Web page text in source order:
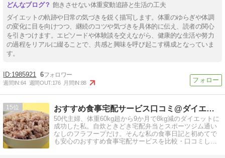
飽きさせない体重変動追跡と生活の工夫
ダイエットの軌跡や日常の気づきを鋭く描写します。体重のゆらぎや体調
の変化に目を向けつつ、継続のコツや気づきを具体的に伝え、読者の関心
を引きつけます。エピソードや体験談を交えながら、健康的な生活や努力
の過程をリアルに綴ることで、共感と興味を呼び起こす構成となっていま
す。
1985921 6
週間IN:64 週間OUT:176 月間IN:88
15 おすすめ食事宅配サービス口コミ@ダイエット
50代主婦、体重60kg超から9か月で8kg減のダイエットに
成功した私。自炊ときどき宅配弁当とスポーツジム通い
なしのフラフープだけ。そんな私の食事日記と初めてで
も安心のおすすめ食事宅配サービスを比較・口コミして